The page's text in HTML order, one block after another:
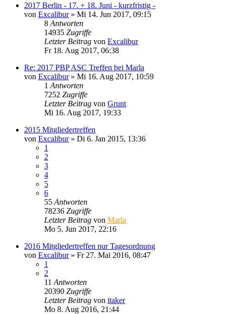
2017 Berlin - 17. + 18. Juni - kurzfristig -
von Excalibur» Mi 14. Jun 2017, 09:15
8 Antworten
14935 Zugriffe
Letzter Beitrag von Excalibur
Fr 18. Aug 2017, 06:38
Re: 2017 PBP ASC Treffen bei Marla
von Excalibur» Mi 16. Aug 2017, 10:59
1 Antworten
7252 Zugriffe
Letzter Beitrag von Grunt
Mi 16. Aug 2017, 19:33
2015 Mitgliedertreffen
von Excalibur» Di 6. Jan 2015, 13:36
1
2
3
4
5
6
55 Antworten
78236 Zugriffe
Letzter Beitrag von Marla
Mo 5. Jun 2017, 22:16
2016 Mitgliedertreffen nur Tagesordnung
von Excalibur» Fr 27. Mai 2016, 08:47
1
2
11 Antworten
20390 Zugriffe
Letzter Beitrag von itaker
Mo 8. Aug 2016, 21:44